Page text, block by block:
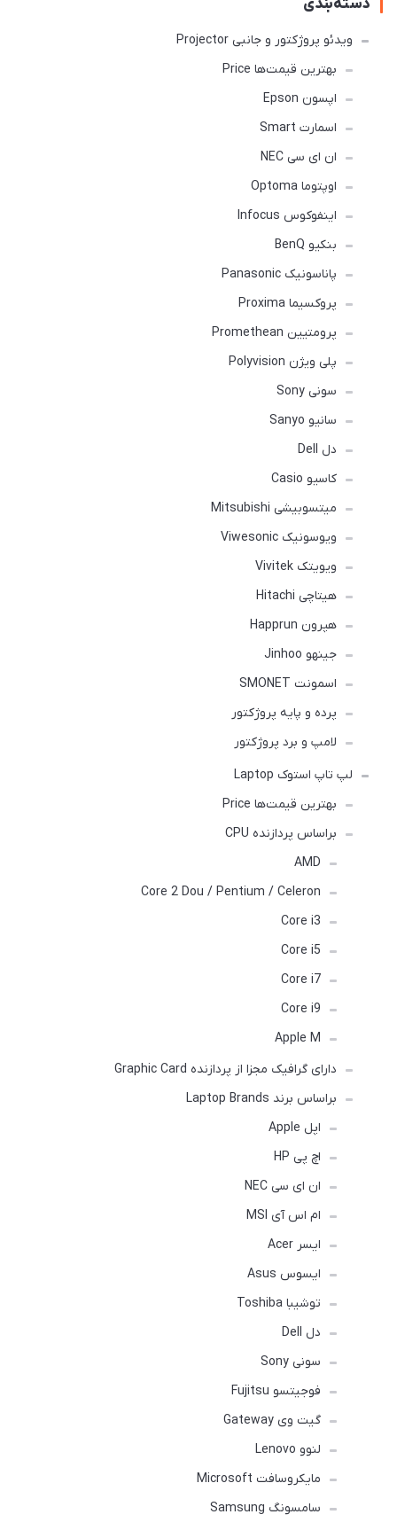
دسته‌بندی
ویدئو پروژکتور و جانبی Projector
بهترین قیمت‌ها Price
اپسون Epson
اسمارت Smart
ان ای سی NEC
اوپتوما Optoma
اینفوکوس Infocus
بنکیو BenQ
پاناسونیک Panasonic
پروکسیما Proxima
پرومتیین Promethean
پلی ویژن Polyvision
سونی Sony
سانیو Sanyo
دل Dell
کاسیو Casio
میتسوبیشی Mitsubishi
ویوسونیک Viwesonic
ویویتک Vivitek
هیتاچی Hitachi
هپرون Happrun
جینهو Jinhoo
اسمونت SMONET
پرده و پایه پروژکتور
لامپ و برد پروژکتور
لپ تاپ استوک Laptop
بهترین قیمت‌ها Price
براساس پردازنده CPU
AMD
Core 2 Dou / Pentium / Celeron
Core i3
Core i5
Core i7
Core i9
Apple M
دارای گرافیک مجزا از پردازنده Graphic Card
براساس برند Laptop Brands
اپل Apple
اچ پی HP
ان ای سی NEC
ام اس آی MSI
ایسر Acer
ایسوس Asus
توشیبا Toshiba
دل Dell
سونی Sony
فوجیتسو Fujitsu
گیت وی Gateway
لنوو Lenovo
مایکروسافت Microsoft
سامسونگ Samsung